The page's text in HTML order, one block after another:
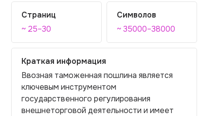
Страниц
~ 25–30
Символов
~ 35000–38000
Краткая информация
Ввозная таможенная пошлина является
ключевым инструментом
государственного регулирования
внешнеторговой деятельности и имеет